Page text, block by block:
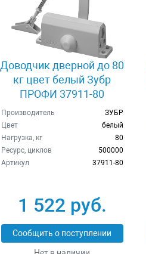
Доводчик дверной до 80
кг цвет белый Зубр
ПРОФИ 37911-80
Производитель
ЗУБР
Цвет
белый
Нагрузка, кг
80
Ресурс, циклов
500000
Артикул
37911-80
1 522 руб.
Сообщить о поступлении